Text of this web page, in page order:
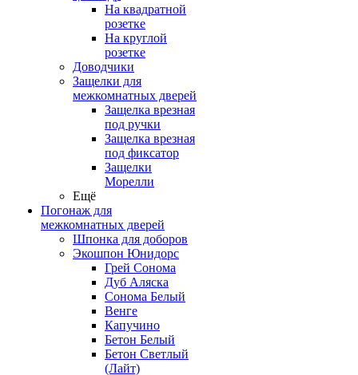
На квадратной
розетке
На круглой
розетке
Доводчики
Защелки для
межкомнатных дверей
Защелка врезная
под ручки
Защелка врезная
под фиксатор
Защелки
Морелли
Ещё
Погонаж для
межкомнатных дверей
Шпонка для доборов
Экошпон Юнидорс
Грей Сонома
Дуб Аляска
Сонома Белый
Венге
Капучино
Бетон Белый
Бетон Светлый
(Лайт)